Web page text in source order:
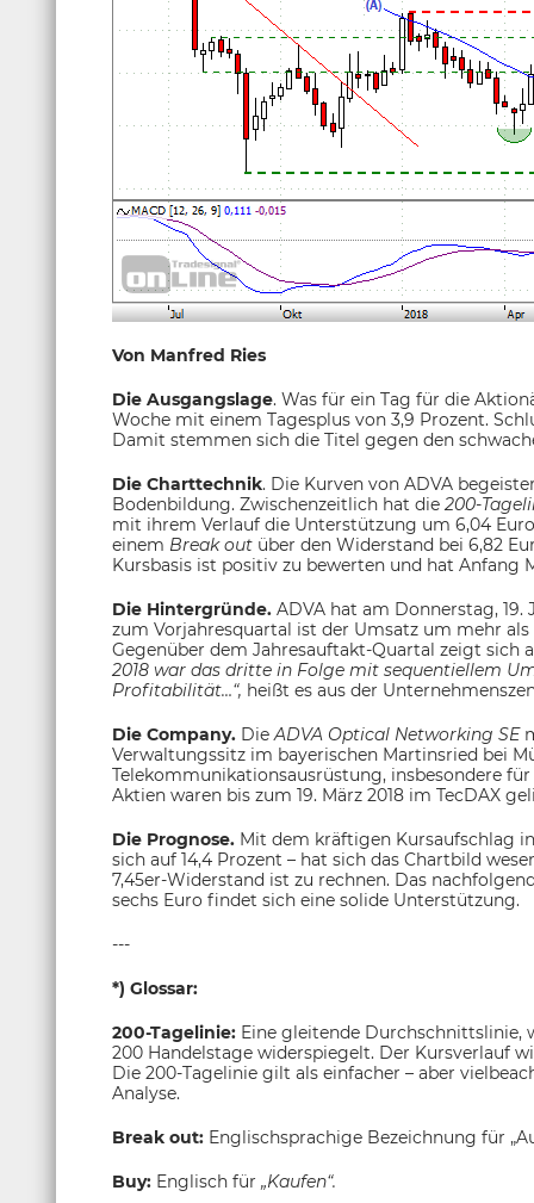
Von Manfred Ries
Die Ausgangslage. Was für ein Tag für die
Woche mit einem Tagesplus von 3,9 Prozent.
Damit stemmen sich die Titel gegen den
Die Charttechnik. Die Kurven von ADVA
Bodenbildung. Zwischenzeitlich hat die 200-
mit ihrem Verlauf die Unterstützung um 6,04
einem Break out über den Widerstand bei 6,82
Kursbasis ist positiv zu bewerten und hat Anfang
Die Hintergründe. ADVA hat am Donnerstag,
zum Vorjahresquartal ist der Umsatz um mehr als
Gegenüber dem Jahresauftakt-Quartal zeigt sich
2018 war das dritte in Folge mit sequentiellem
Profitabilität…“, heißt es aus der
Die Company. DieADVA Optical Networking SE
Verwaltungssitz im bayerischen Martinsried bei
Telekommunikationsausrüstung, insbesondere
Aktien waren bis zum 19. März 2018 im TecDAX
Die Prognose. Mit dem kräftigen Kursaufschlag
sich auf 14,4 Prozent – hat sich das Chartbild
7,45er-Widerstand ist zu rechnen. Das
sechs Euro findet sich eine solide Unterstützung.
---
*) Glossar:
200-Tagelinie: Eine gleitende Durchschnittslinie,
200 Handelstage widerspiegelt. Der Kursverlauf
Die 200-Tagelinie gilt als einfacher – aber
Analyse.
Break out: Englischsprachige Bezeichnung für
Buy: Englisch für „Kaufen“.